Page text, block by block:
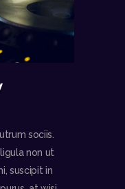
sociis.
non ut
suscipit in